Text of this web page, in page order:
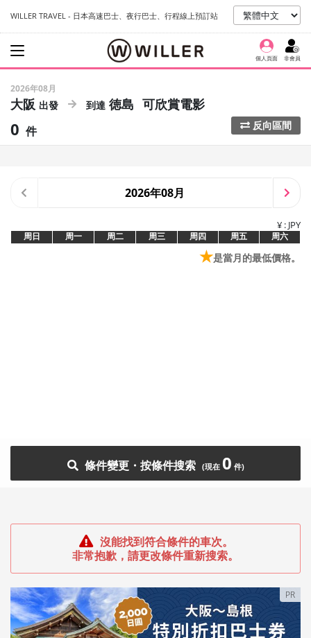
WILLER TRAVEL - 日本高速巴士、夜行巴士、行程線上預訂站
個人頁面 非會員
2026年08月
大阪 徳島 可欣賞電影
0 件 反向區間
2026年08月
¥ : JPY
周日 周一 周二 周三 周四 周五 周六
★是當月的最低價格。
條件變更・按條件搜索 0
沒能找到符合條件的車次。
非常抱歉，請更改條件重新搜索。
PR